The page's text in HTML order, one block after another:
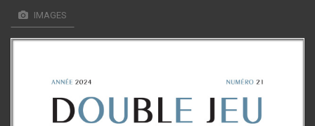
IMAGES